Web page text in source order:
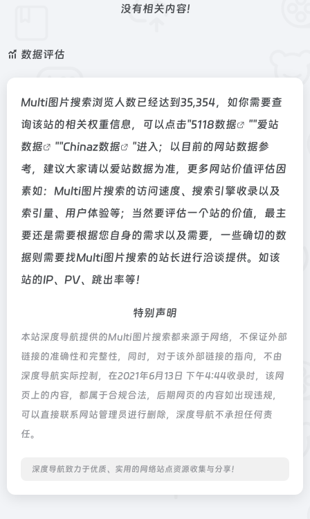
没有相关内容!
数据评估
Multi图片搜索浏览人数已经达到35,354，如你需要查
询该站的相关权重信息，可以点击"5118数据 ""爱站
数据
""Chinaz数据
"进入；以目前的网站数据参
考，建议大家请以爱站数据为准，更多网站价值评估因
素如：Multi图片搜索的访问速度、搜索引擎收录以及
索引量、用户体验等；当然要评估一个站的价值，最主
要还是需要根据您自身的需求以及需要，一些确切的数
据则需要找Multi图片搜索的站长进行洽谈提供。如该
站的IP、PV、跳出率等！
特别声明
本站深度导航提供的Multi图片搜索都来源于网络，不保证外部
链接的准确性和完整性，同时，对于该外部链接的指向，不由
深度导航实际控制，在2021年6月13日 下午4:44收录时，该网
页上的内容，都属于合规合法，后期网页的内容如出现违规，
可以直接联系网站管理员进行删除，深度导航不承担任何责
任。
深度导航致力于优质、实用的网络站点资源收集与分享！